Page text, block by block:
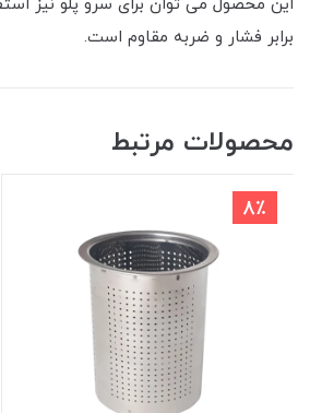
این محصول می توان برای سرو پلو نیز
برابر فشار و ضربه مقاوم است.
محصولات مرتبط
8٪